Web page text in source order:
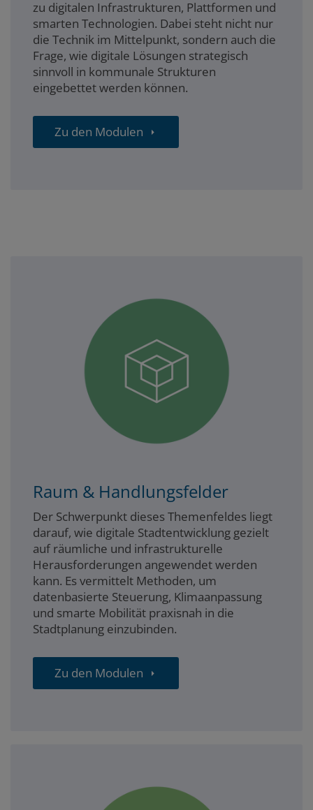
zu digitalen Infrastrukturen, Plattformen und
smarten Technologien. Dabei steht nicht nur
die Technik im Mittelpunkt, sondern auch die
Frage, wie digitale Lösungen strategisch
sinnvoll in kommunale Strukturen
eingebettet werden können.
Zu den Modulen
Raum & Handlungsfelder
Der Schwerpunkt dieses Themenfeldes liegt
darauf, wie digitale Stadtentwicklung gezielt
auf räumliche und infrastrukturelle
Herausforderungen angewendet werden
kann. Es vermittelt Methoden, um
datenbasierte Steuerung, Klimaanpassung
und smarte Mobilität praxisnah in die
Stadtplanung einzubinden.
Zu den Modulen